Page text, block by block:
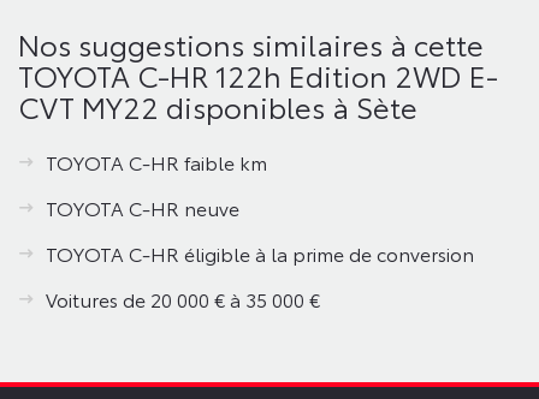
Nos suggestions similaires à cette
TOYOTA C-HR 122h Edition 2WD E-
CVT MY22 disponibles à Sète
TOYOTA C-HR faible km
TOYOTA C-HR neuve
TOYOTA C-HR éligible à la prime de conversion
Voitures de 20 000 € à 35 000 €